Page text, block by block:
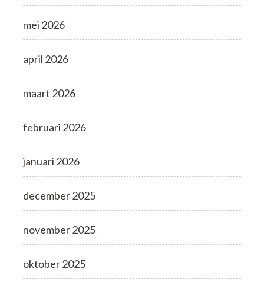
mei 2026
april 2026
maart 2026
februari 2026
januari 2026
december 2025
november 2025
oktober 2025